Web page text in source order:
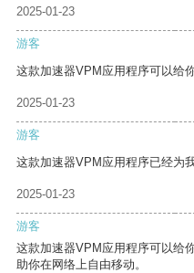
2025-01-23
游客
这款加速器VPM应用程序可以给
2025-01-23
游客
这款加速器VPM应用程序已经为
2025-01-23
游客
这款加速器VPM应用程序可以给
助你在网络上自由移动。